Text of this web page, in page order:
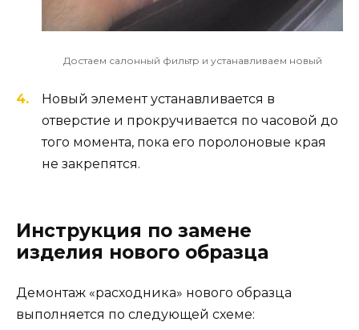
Достаем салонный фильтр и устанавливаем новый
Новый элемент устанавливается в
отверстие и прокручивается по часовой до
того момента, пока его поролоновые края
не закрепятся.
Инструкция по замене
изделия нового образца
Демонтаж «расходника» нового образца
выполняется по следующей схеме: